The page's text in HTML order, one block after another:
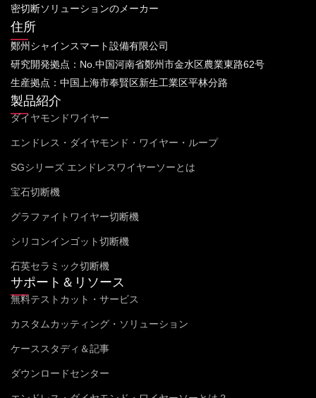
密切断ソリューションのメーカー
住所
鄭州シャインスマート設備有限公司
研究開発拠点：No.中国河南省鄭州市金水区農業東路62号
生産拠点：中国上海市奉賢区新生工業区平林分路
製品紹介
ダイヤモンドワイヤー
エンドレス・ダイヤモンド・ワイヤー・ループ
SGシリーズ エンドレスワイヤーソーとは
宝石切断機
グラファイトワイヤー切断機
シリコンインゴット切断機
石英セラミック切断機
サポート＆リソース
無料テストカット・サービス
カスタムカッティング・ソリューション
ケーススタディ＆記事
ダウンロードセンター